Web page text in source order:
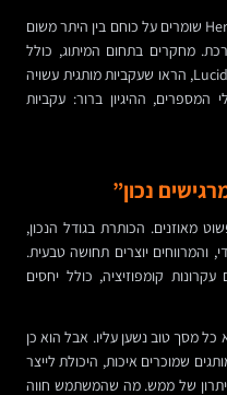
מותגים כמו Louis Vuitton, Prada ו-Hermès שומרים על כוחם בין היתר משום
מחקרים בתחום המיתוג, כולל
נתונים שצוטטו לאורך השנים על ידי Lucidpress, הראו שעקביות מותגית עשויה
ההיגיון ברור: עקביות
נכון”
מאוזנים. הכותרת בגודל הנכון,
יוצרים תחושה טבעית.
קומפוזיציה, כולל יחסים
כל מסך טוב נשען עליו. אבל הוא כן
שמוכרים איכות, היכולת לייצר
יתרון של ממש. מה שהמשתמש חווה